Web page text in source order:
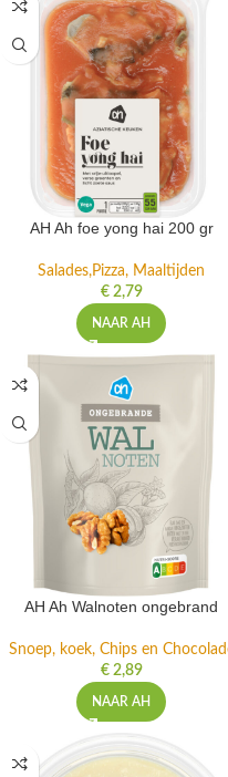
AH Ah foe yong hai 200 gr
Salades,Pizza, Maaltijden
€2,79
NAAR AH
AH Ah Walnoten ongebrand
Snoep, koek, Chips en
€2,89
NAAR AH